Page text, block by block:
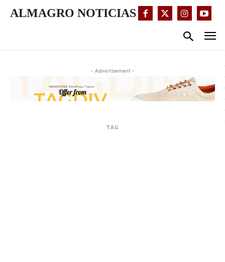
ALMAGRO NOTICIAS
- Advertisement -
TAG